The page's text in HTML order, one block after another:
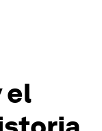
el